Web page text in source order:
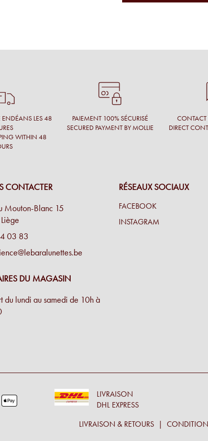
ça avant. je suis
un grand choix et
qui nous vont à
de l’opticien et
ENDÉANS LES 48
WITHIN 48
PAIEMENT 100% SÉCURISÉ
SECURED PAYMENT BY MOLLIE
CONTACT
DIRECT
CONTACTER
Mouton-Blanc 15
03 83
DU MAGASIN
du lundi au samedi de 10h à
RÉSEAUX SOCIAUX
FACEBOOK
INSTAGRAM
LIVRAISON
DHL EXPRESS
LIVRAISON & RETOURS